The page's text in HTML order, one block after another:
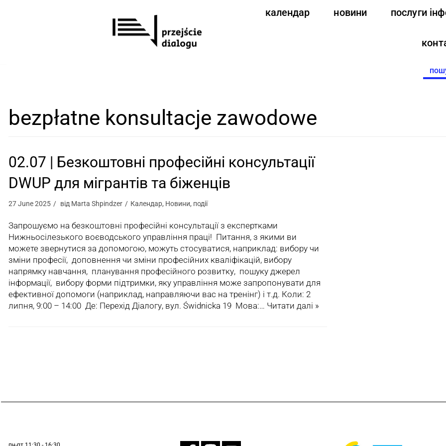
календар новини послуги
for:
bezpłatne konsultacje zawodowe
02.07 | Безкоштовні професійні консультації
DWUP для мігрантів та біженців
27 June 2025 від Marta Shpindzer Календар, Новини, події
Запрошуємо на безкоштовні професійні консультації з експертками
Нижньосілезького воєводського управління праці! Питання, з якими ви
можете звернутися за допомогою, можуть стосуватися, наприклад: вибору чи
зміни професії, доповнення чи зміни професійних кваліфікацій, вибору
напрямку навчання, планування професійного розвитку, пошуку джерел
інформації, вибору форми підтримки, яку управління може запропонувати для
ефективної допомоги (наприклад, направляючи вас на тренінг) і т.д. Коли: 2
липня, 9:00 – 14:00 Де: Перехід Діалогу, вул. Świdnicka 19 Мова:… Читати далі »